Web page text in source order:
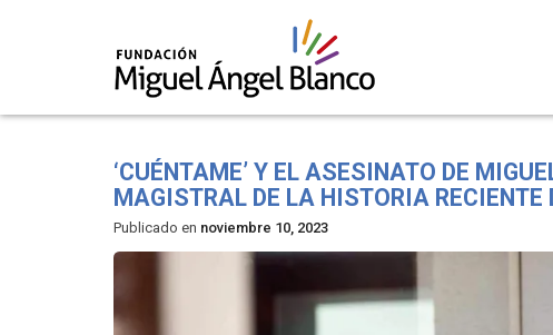
‘CUÉNTAME’ Y EL ASESINATO DE
MAGISTRAL DE LA HISTORIA RECIENTE
Publicado en noviembre 10, 2023